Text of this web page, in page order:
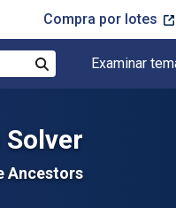
Compra por lotes
Examinar
Ancestors